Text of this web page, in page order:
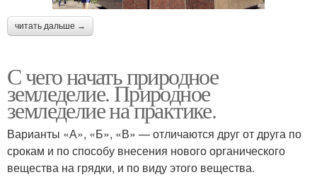
читать дальше →
С чего начать природное
земледелие. Природное
земледелие на практике.
Варианты «А», «Б», «В» — отличаются друг от друга по
срокам и по способу внесения нового органического
вещества на грядки, и по виду этого вещества.